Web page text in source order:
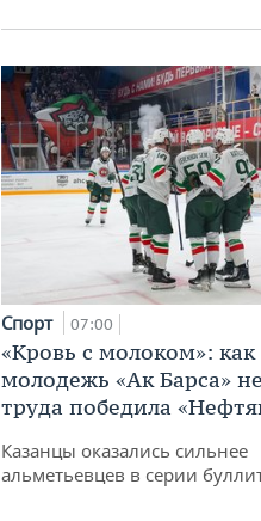
Спорт 07:00
«Кровь с молоком»: как
молодежь «Ак Барса»
труда победила
Казанцы оказались сильнее
альметьевцев в серии